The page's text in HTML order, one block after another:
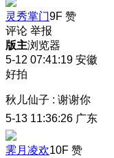
灵秀掌门9F 赞
评论 举报
版主浏览器
5-12 07:41:19 安徽
好拍
秋儿仙子 : 谢谢你
5-13 11:36:26 广东
霁月凌欢10F 赞